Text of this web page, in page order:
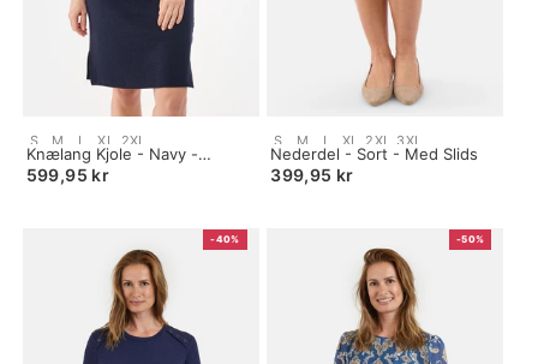
Knælang Kjole - Navy -
Bindedetalje
599,95 kr
Size:
S
selected
S M L XL 2XL
Nederdel - Sort - Med Slids
399,95 kr
Size:
S
selected
S M L XL 2XL 3XL
-40% -50%